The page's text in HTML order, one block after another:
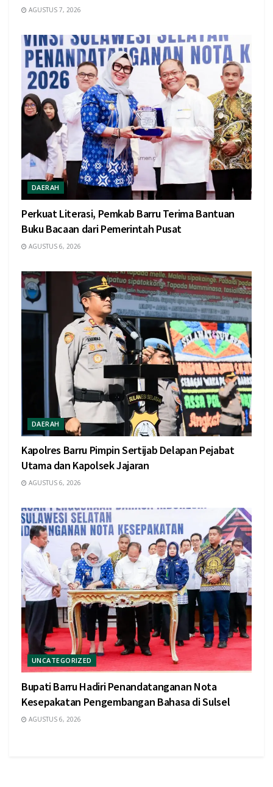
AGUSTUS 7, 2026
DAERAH
Perkuat Literasi, Pemkab Barru Terima Bantuan
Buku Bacaan dari Pemerintah Pusat
AGUSTUS 6, 2026
DAERAH
Kapolres Barru Pimpin Sertijab Delapan Pejabat
Utama dan Kapolsek Jajaran
AGUSTUS 6, 2026
UNCATEGORIZED
Bupati Barru Hadiri Penandatanganan Nota
Kesepakatan Pengembangan Bahasa di Sulsel
AGUSTUS 6, 2026